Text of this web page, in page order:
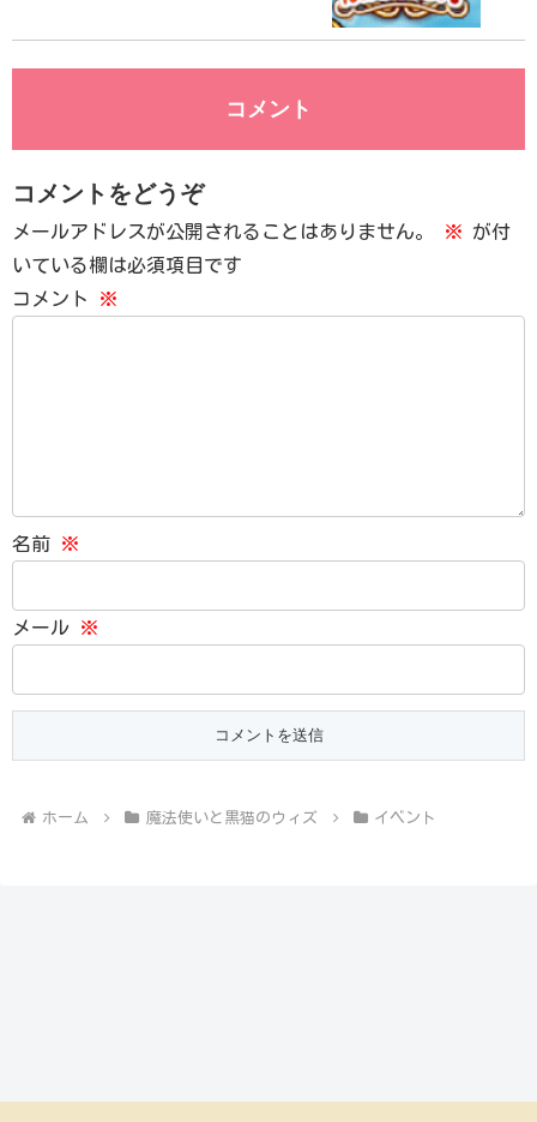
コメント
コメントをどうぞ
メールアドレスが公開されることはありません。 ※ が付
いている欄は必須項目です
コメント
※
名前 ※
メール ※
ホーム 魔法使いと黒猫のウィズ イベント